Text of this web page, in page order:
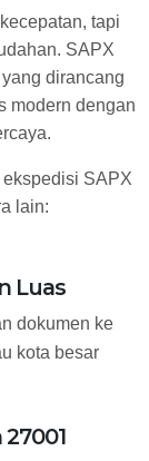
tapi
SAPX
dirancang
modern dengan
SAPX
lain:
Luas
dokumen ke
kota besar